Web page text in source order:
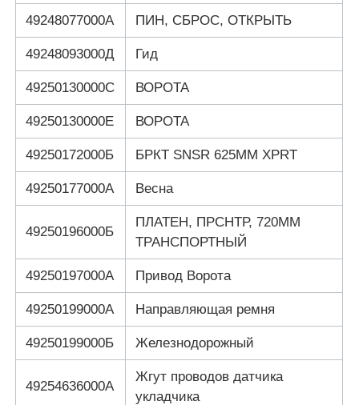
49248077000А ПИН, СБРОС, ОТКРЫТЬ
49248093000Д Гид
49250130000С ВОРОТА
49250130000Е ВОРОТА
49250172000Б БРКТ SNSR 625MM XPRT
49250177000А Весна
49250196000Б
ПЛАТЕН, ПРСНТР, 720ММ
ТРАНСПОРТНЫЙ
49250197000А Привод Ворота
49250199000А Направляющая ремня
49250199000Б Железнодорожный
49254636000А
Жгут проводов датчика
укладчика